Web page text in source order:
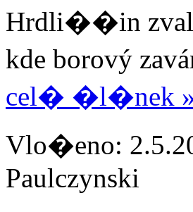
Hrdli��in zval
kde borový
cel� �l�nek
Vlo�eno:
Paulczynski